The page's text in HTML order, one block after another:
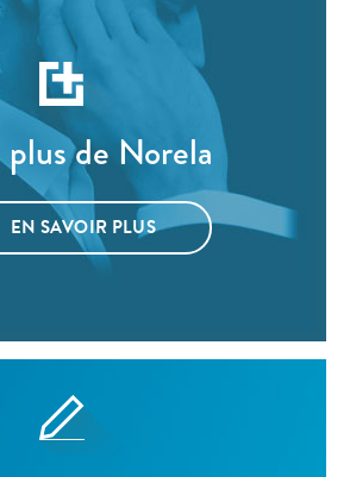
plus de Norela
EN SAVOIR PLUS